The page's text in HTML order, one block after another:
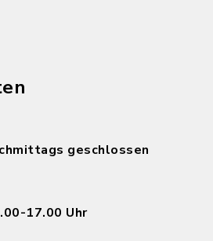
geschlossen
17.00 Uhr